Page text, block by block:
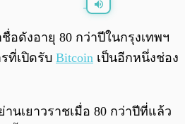
0:00
อดังอายุ 80 กว่าปีในกรุงเทพฯ
ที่เปิดรับ Bitcoin เป็นอีกหนึ่งช่อง
นเยาวราชเมื่อ 80 กว่าปีที่แล้ว